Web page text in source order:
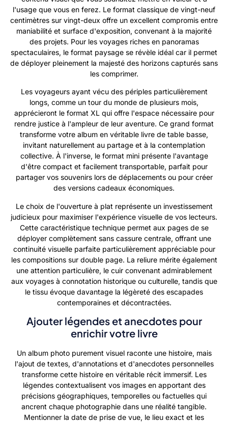
l'usage que vous en ferez. Le format classique de vingt-neuf
centimètres sur vingt-deux offre un excellent compromis entre
maniabilité et surface d'exposition, convenant à la majorité
des projets. Pour les voyages riches en panoramas
spectaculaires, le format paysage se révèle idéal car il permet
de déployer pleinement la majesté des horizons capturés sans
les comprimer.
Les voyageurs ayant vécu des périples particulièrement
longs, comme un tour du monde de plusieurs mois,
apprécieront le format XL qui offre l'espace nécessaire pour
rendre justice à l'ampleur de leur aventure. Ce grand format
transforme votre album en véritable livre de table basse,
invitant naturellement au partage et à la contemplation
collective. À l'inverse, le format mini présente l'avantage
d'être compact et facilement transportable, parfait pour
partager vos souvenirs lors de déplacements ou pour créer
des versions cadeaux économiques.
Le choix de l'ouverture à plat représente un investissement
judicieux pour maximiser l'expérience visuelle de vos lecteurs.
Cette caractéristique technique permet aux pages de se
déployer complètement sans cassure centrale, offrant une
continuité visuelle parfaite particulièrement appréciable pour
les compositions sur double page. La reliure mérite également
une attention particulière, le cuir convenant admirablement
aux voyages à connotation historique ou culturelle, tandis que
le tissu évoque davantage la légèreté des escapades
contemporaines et décontractées.
Ajouter légendes et anecdotes pour
enrichir votre livre
Un album photo purement visuel raconte une histoire, mais
l'ajout de textes, d'annotations et d'anecdotes personnelles
transforme cette histoire en véritable récit immersif. Les
légendes contextualisent vos images en apportant des
précisions géographiques, temporelles ou factuelles qui
ancrent chaque photographie dans une réalité tangible.
Mentionner la date de prise de vue, le lieu exact et les